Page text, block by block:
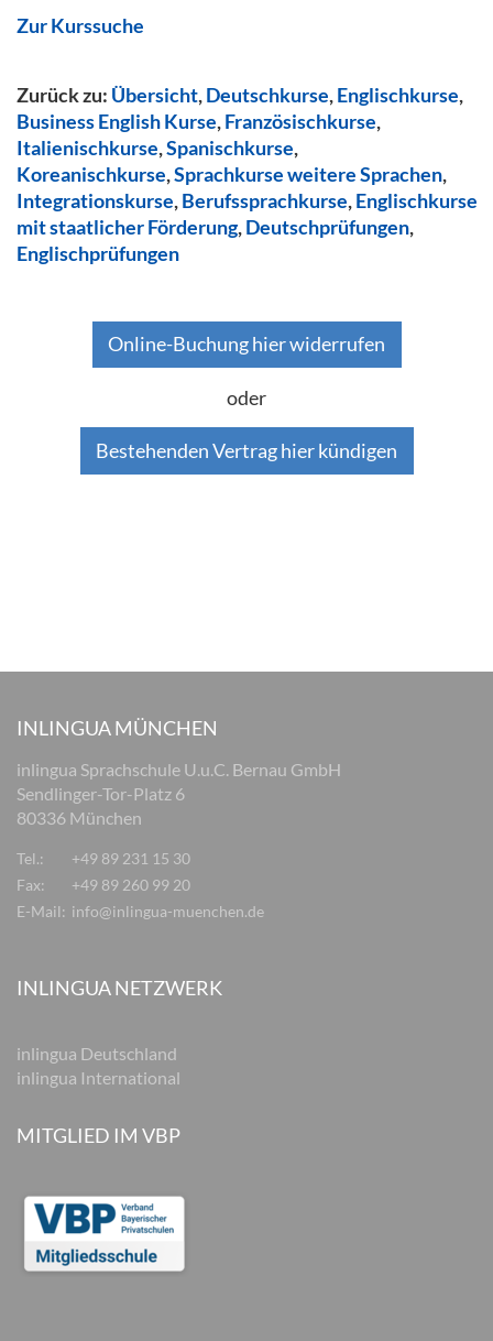
Zur Kurssuche
Zurück zu: Übersicht,Deutschkurse,Englischkurse,
Business English Kurse,Französischkurse,
Italienischkurse,Spanischkurse,
Koreanischkurse,Sprachkurse weitere Sprachen,
Integrationskurse,Berufssprachkurse,Englischkurse
mit staatlicher Förderung,Deutschprüfungen,
Englischprüfungen
Online-Buchung hier widerrufen
oder
Bestehenden Vertrag hier kündigen
INLINGUA MÜNCHEN
inlingua Sprachschule U.u.C. Bernau GmbH
Sendlinger-Tor-Platz 6
80336 München
Tel.:
+49 89 231 15 30
Fax:
+49 89 260 99 20
E-Mail: info@inlingua-muenchen.de
INLINGUA NETZWERK
inlingua Deutschland
inlingua International
MITGLIED IM VBP